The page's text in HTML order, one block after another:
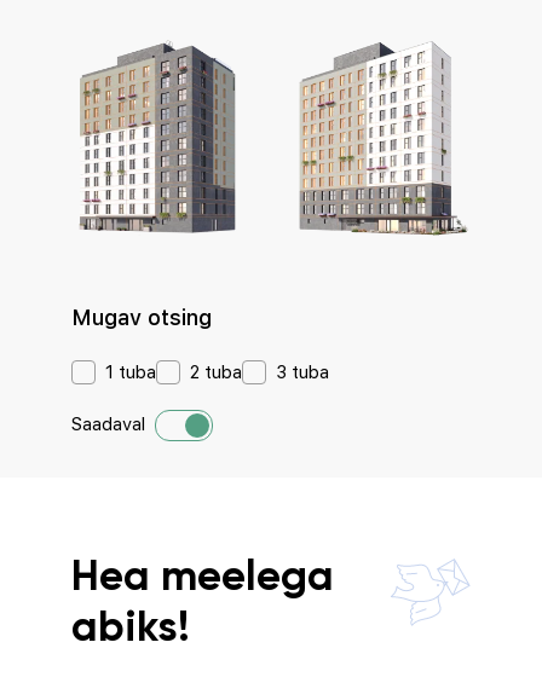
Mugav otsing
1 tuba 2 tuba 3 tuba
Saadaval
Hea meelega
abiks!